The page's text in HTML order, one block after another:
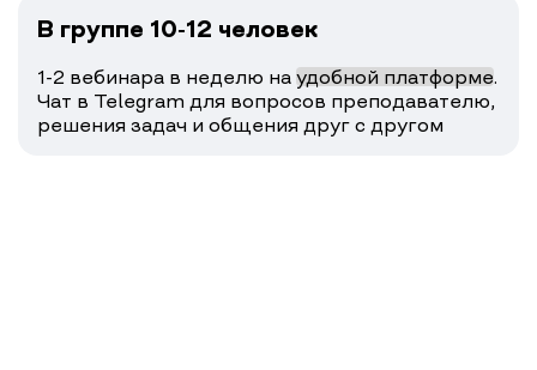
В группе 10-12 человек
1-2 вебинара в неделю на удобной платформе
Чат в Telegram для вопросов преподавателю,
решения задач и общения друг с другом